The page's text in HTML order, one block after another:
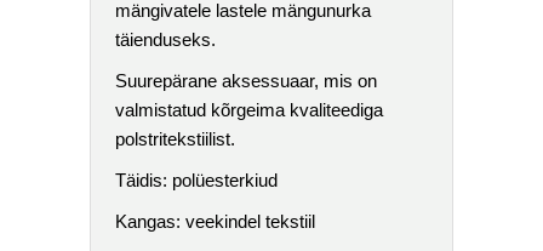
mängivatele lastele mängunurka
täienduseks.
Suurepärane aksessuaar, mis on
valmistatud kõrgeima kvaliteediga
polstritekstiilist.
Täidis: polüesterkiud
Kangas: veekindel tekstiil